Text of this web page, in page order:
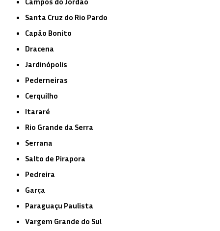
Santa Cruz do Rio Pardo
Capão Bonito
Dracena
Jardinópolis
Pederneiras
Cerquilho
Itararé
Rio Grande da Serra
Serrana
Salto de Pirapora
Pedreira
Garça
Paraguaçu Paulista
Vargem Grande do Sul